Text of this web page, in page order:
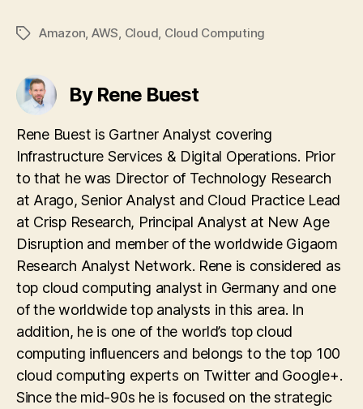
TagsAmazon AWS Cloud Cloud Computing
By Rene Buest
Rene Buest is Gartner Analyst covering
Infrastructure Services & Digital Operations. Prior
to that he was Director of Technology Research
at Arago, Senior Analyst and Cloud Practice Lead
at Crisp Research, Principal Analyst at New Age
Disruption and member of the worldwide Gigaom
Research Analyst Network. Rene is considered as
top cloud computing analyst in Germany and one
of the worldwide top analysts in this area. In
addition, he is one of the world’s top cloud
computing influencers and belongs to the top 100
cloud computing experts on Twitter and Google+.
Since the mid-90s he is focused on the strategic